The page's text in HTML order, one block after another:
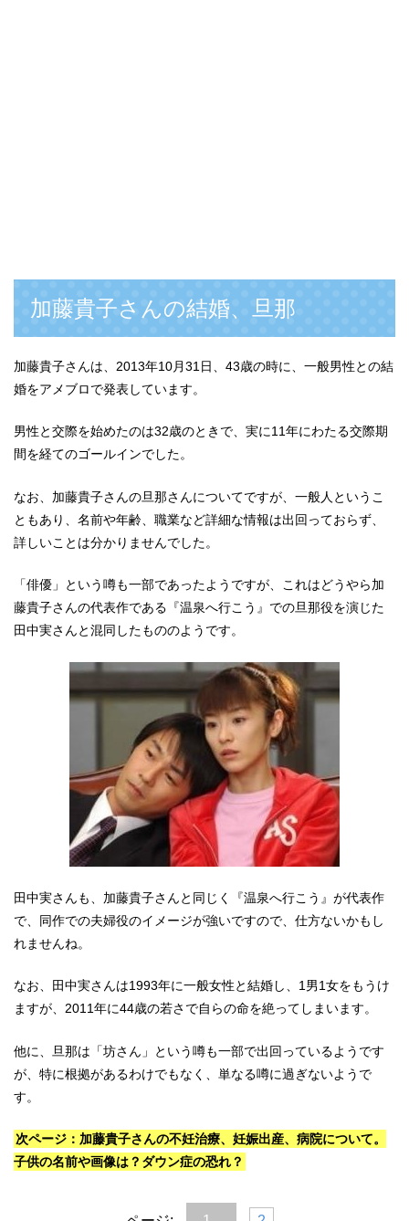
加藤貴子さんの結婚、旦那
加藤貴子さんは、2013年10月31日、43歳の時に、一般男性との結
婚をアメブロで発表しています。
男性と交際を始めたのは32歳のときで、実に11年にわたる交際期
間を経てのゴールインでした。
なお、加藤貴子さんの旦那さんについてですが、一般人というこ
ともあり、名前や年齢、職業など詳細な情報は出回っておらず、
詳しいことは分かりませんでした。
「俳優」という噂も一部であったようですが、これはどうやら加
藤貴子さんの代表作である『温泉へ行こう』での旦那役を演じた
田中実さんと混同したもののようです。
田中実さんも、加藤貴子さんと同じく『温泉へ行こう』が代表作
で、同作での夫婦役のイメージが強いですので、仕方ないかもし
れませんね。
なお、田中実さんは1993年に一般女性と結婚し、1男1女をもうけ
ますが、2011年に44歳の若さで自らの命を絶ってしまいます。
他に、旦那は「坊さん」という噂も一部で出回っているようです
が、特に根拠があるわけでもなく、単なる噂に過ぎないようで
す。
次ページ：加藤貴子さんの不妊治療、妊娠出産、病院について。
子供の名前や画像は？ダウン症の恐れ？